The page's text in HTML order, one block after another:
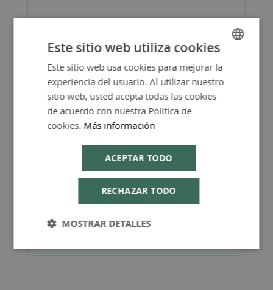
Más Información
Consejos de Compra Producto
SPANISH
ENGLISH
Este sitio web utiliza cookies
Este sitio web usa cookies para mejorar la
experiencia del usuario. Al utilizar nuestro
sitio web, usted acepta todas las cookies
de acuerdo con nuestra Política de
cookies. Más información
ACEPTAR TODO
RECHAZAR TODO
MOSTRAR DETALLES